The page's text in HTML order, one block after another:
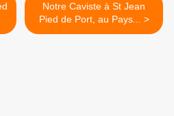
Notre Caviste à St Jean
Pied de Port, au Pays... >